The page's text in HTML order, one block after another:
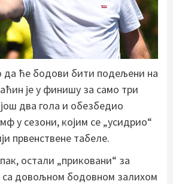
да ће бодови бити подељени на
је у финишу за само три
два гола и обезбедио
у сезони, којим се „усидрио“
првенствене табеле.
остали „приковани“ за
са довољном бодовном залихом